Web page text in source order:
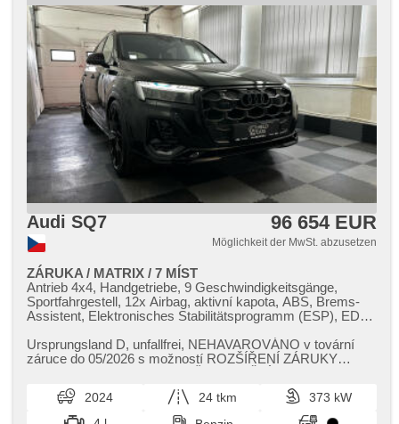
Audi SQ7 96 654 EUR
Möglichkeit der MwSt. abzusetzen
ZÁRUKA / MATRIX / 7 MÍST
Antrieb 4x4, Handgetriebe, 9 Geschwindigkeitsgänge,
Sportfahrgestell, 12x Airbag, aktivní kapota, ABS, Brems-
Assistent, Elektronisches Stabilitätsprogramm (ESP), EDS,
von der Hang, asistent rozjezdu do kopce (HSA), ukazatel
rychlostního limitu (SLIF), Uhr Spur, Blind Spot Anzeige,
Überwachung der Ermüdung des Fahrers, automatisch im
Berg bremsen , Fahrgestell Niveauregulierung, Fahrgestell
Steifheitsregelung, adaptivní regulace podvozku,
Ursprungsland D,​ unfallfrei,​ NEHAVAROVÁNO v tovární
záruce do 05/2026 s možností ROZŠÍŘENÍ ZÁRUKY
2024 24 tkm
373 kW